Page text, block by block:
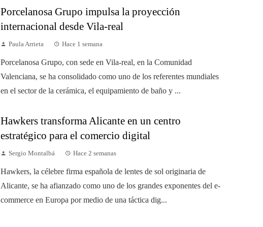
Porcelanosa Grupo impulsa la proyección
internacional desde Vila-real
Paula Arrieta Hace 1 semana
Porcelanosa Grupo, con sede en Vila-real, en la Comunidad
Valenciana, se ha consolidado como uno de los referentes mundiales
en el sector de la cerámica, el equipamiento de baño y ...
Hawkers transforma Alicante en un centro
estratégico para el comercio digital
Sergio Montalbá Hace 2 semanas
Hawkers, la célebre firma española de lentes de sol originaria de
Alicante, se ha afianzado como uno de los grandes exponentes del e-
commerce en Europa por medio de una táctica dig...